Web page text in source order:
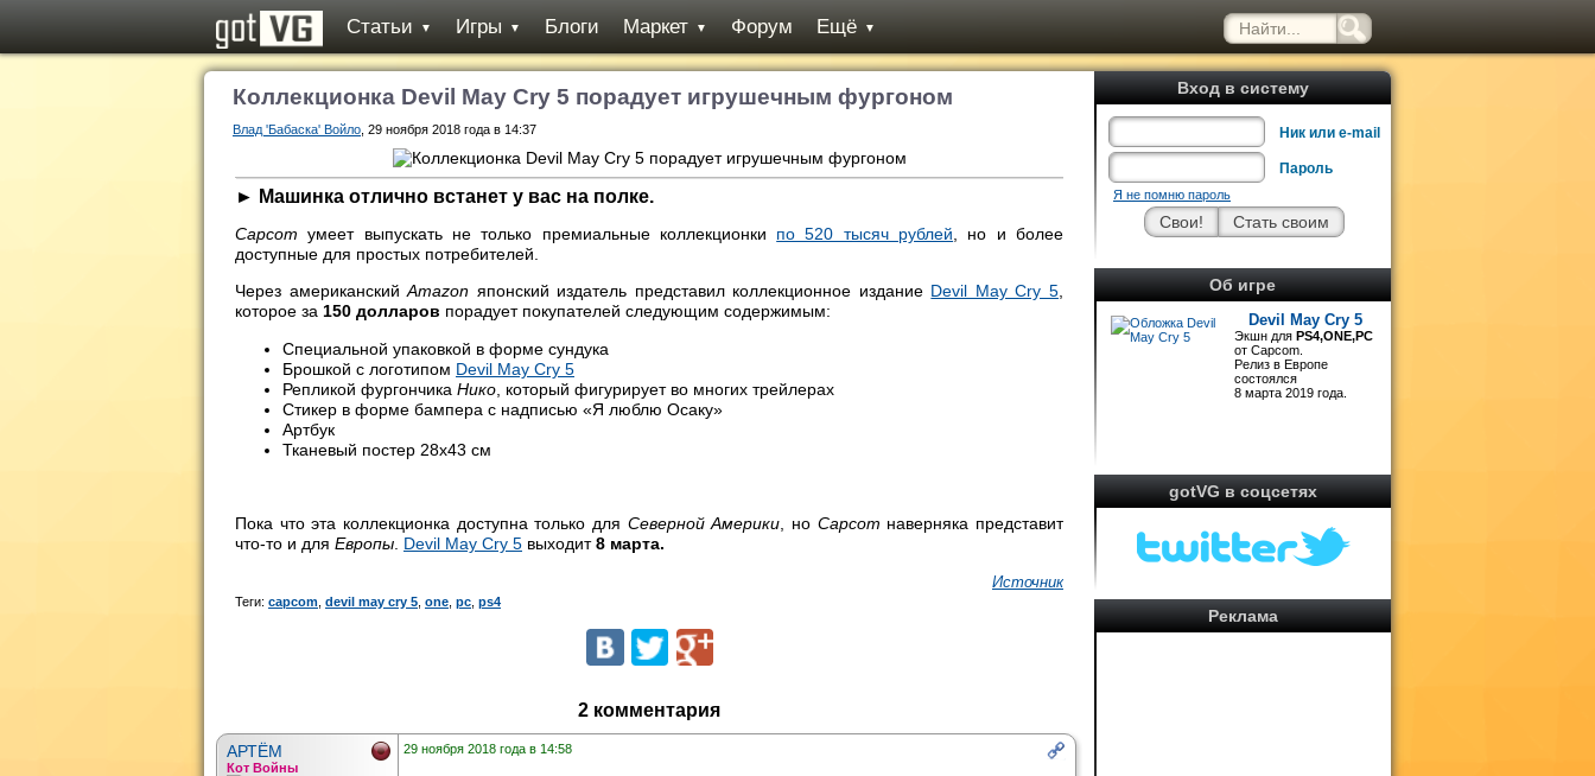
Статьи ▼ Игры ▼ Блоги Маркет ▼ Форум Ещё ▼
Вход в систему
Ник или e-mail
Пароль
Я не помню пароль
Об игре
Devil May Cry 5
Экшн для PS4,ONE,PC
от Capcom.
Релиз в Европе
состоялся
8 марта 2019 года.
gotVG в соцсетях
Реклама
Коллекционка Devil May Cry 5 порадует игрушечным фургоном
Влад 'Бабаска' Войло , 29 ноября 2018 года в 14:37
► Машинка отлично встанет у вас на полке.
Capcomумеет выпускать не только премиальные коллекционки по 520 тысяч рублей , но и более
доступные для простых потребителей.
Через американскийAmazon японский издатель представил коллекционное издание Devil May Cry 5
которое за 150 долларов порадует покупателей следующим содержимым:
Специальной упаковкой в форме сундука
Брошкой с логотипом Devil May Cry 5
Репликой фургончика Нико , который фигурирует во многих трейлерах
Стикер в форме бампера с надписью «Я люблю Осаку»
Артбук
Тканевый постер 28х43 см
Пока что эта коллекционка доступна только для Северной Америки, но Capcom наверняка представит
что-то и для Европы. Devil May Cry 5 выходит8 марта.
Источник
Теги: capcom devil may cry 5 one pc ps4
2 комментария
АРТЁМ
Кот Войны
29 ноября 2018 года в 14:58